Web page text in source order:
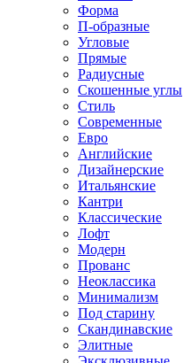
Форма
П-образные
Угловые
Прямые
Радиусные
Скошенные углы
Стиль
Современные
Евро
Английские
Дизайнерские
Итальянские
Кантри
Классические
Лофт
Модерн
Прованс
Неоклассика
Минимализм
Под старину
Скандинавские
Элитные